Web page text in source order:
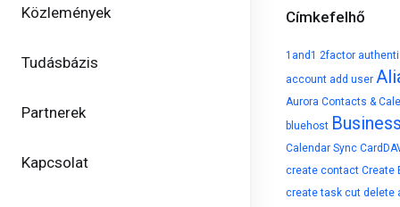
Közlemények
Tudásbázis
Partnerek
Kapcsolat
Címkefelhő
1and1 2factor
account add user
Aurora Contacts &
bluehost
Calendar Sync
create contact Create
create task cut delete